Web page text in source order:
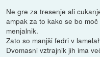
Ne gre za tresenje ali
ampak za to kako se bo
menjalnik.
Zato so manjši fedri v
Dvomasni vztrajnik jih ima